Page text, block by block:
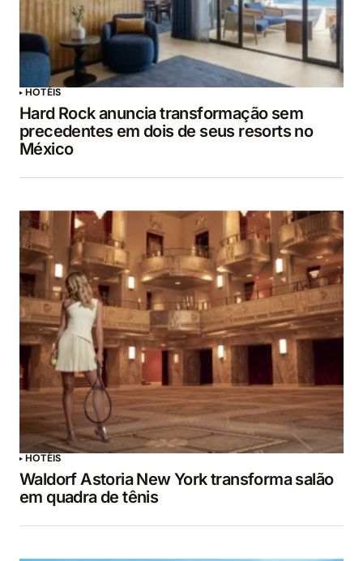
HOTÉIS
Hard Rock anuncia transformação sem
precedentes em dois de seus resorts no
México
HOTÉIS
Waldorf Astoria New York transforma salão
em quadra de tênis